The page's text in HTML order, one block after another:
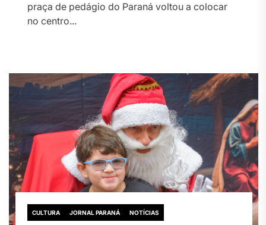
praça de pedágio do Paraná voltou a colocar
no centro...
CULTURA JORNAL PARANÁ NOTÍCIAS